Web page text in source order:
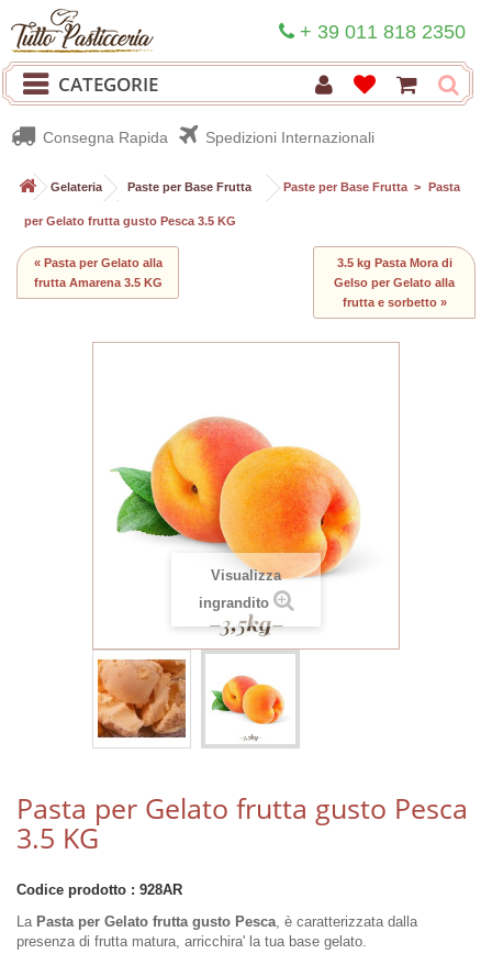
+ 39 011 818 2350
CATEGORIE
Consegna Rapida Spedizioni Internazionali
> Gelateria >Paste per Base Frutta > Paste per Base Frutta > Pasta
per Gelato frutta gusto Pesca 3.5 KG
« Pasta per Gelato alla
frutta Amarena 3.5 KG
3.5 kg Pasta Mora di
Gelso per Gelato alla
frutta e sorbetto »
Visualizza
ingrandito
Pasta per Gelato frutta gusto Pesca
3.5 KG
Codice prodotto : 928AR
La Pasta per Gelato frutta gusto Pesca, è caratterizzata dalla
presenza di frutta matura, arricchira' la tua base gelato.